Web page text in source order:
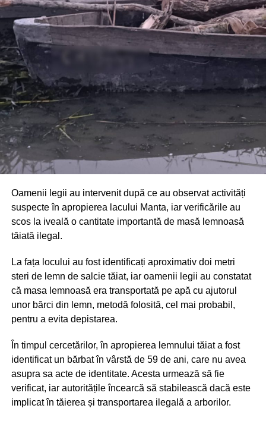
Din fericire, nimeni nu a avut de suferit, iar reprezentanții
comunității au mulțumit atât pompierilor din Drochia, cât și
localnicilor care au intervenit prompt și au contribuit la
limitarea pagubelor.
Oamenii legii au intervenit după ce au observat activități
suspecte în apropierea lacului Manta, iar verificările au
scos la iveală o cantitate importantă de masă lemnoasă
tăiată ilegal.
La fața locului au fost identificați aproximativ doi metri
steri de lemn de salcie tăiat, iar oamenii legii au constatat
că masa lemnoasă era transportată pe apă cu ajutorul
unor bărci din lemn, metodă folosită, cel mai probabil,
pentru a evita depistarea.
În timpul cercetărilor, în apropierea lemnului tăiat a fost
identificat un bărbat în vârstă de 59 de ani, care nu avea
asupra sa acte de identitate. Acesta urmează să fie
verificat, iar autoritățile încearcă să stabilească dacă este
implicat în tăierea și transportarea ilegală a arborilor.